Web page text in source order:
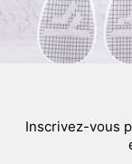
Inscrivez-vous